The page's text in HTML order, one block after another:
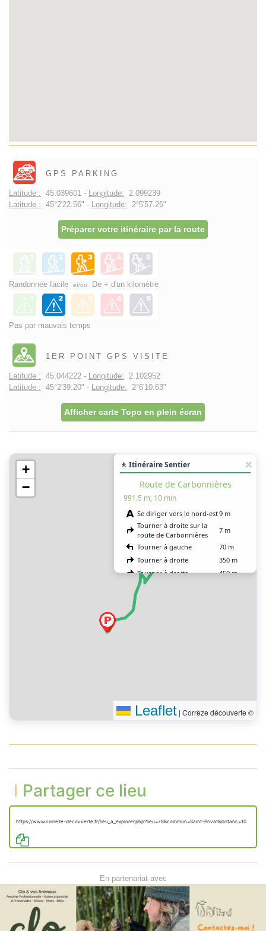
GPS PARKING
Latitude : 45.039601 - Longitude: 2.099239
Latitude : 45°2'22.56" - Longitude: 2°5'57.26"
Préparer votre itinéraire par la route
Randonnée facile et/ou De + d'un kilomètre
Pas par mauvais temps
1ER POINT GPS VISITE
Latitude : 45.044222 - Longitude: 2.102952
Latitude : 45°2'39.20" - Longitude: 2°6'10.63"
Afficher carte Topo en plein écran
+
−
🚶 Itinéraire Sentier
Route de Carbonnières
991.5 m, 10 min
Se diriger vers le nord-est9 m
Tourner à droite sur la
route de Carbonnières
7 m
Tourner à gauche
70 m
Tourner à droite
350 m
Tourner à droite
450 m
Tourner à droite
Leaflet | Corrèze découverte ©
Partager ce lieu
https://www.correze-decouverte.fr/lieu_a_explorer.php?lieu=78&commun=Saint-Privat&distanc=10
En partenariat avec